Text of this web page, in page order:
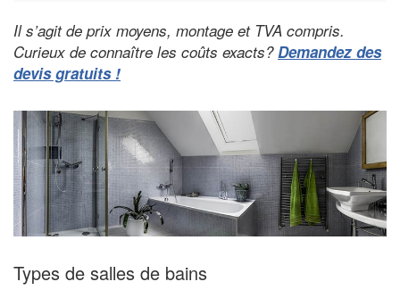
Il s’agit de prix moyens, montage et TVA compris.
Curieux de connaître les coûts exacts?Demandez des
devis gratuits !
Types de salles de bains